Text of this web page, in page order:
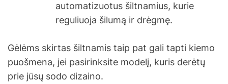
automatizuotus šiltnamius, kurie
reguliuoja šilumą ir drėgmę.
Gėlėms skirtas šiltnamis taip pat gali tapti kiemo
puošmena, jei pasirinksite modelį, kuris derėtų
prie jūsų sodo dizaino.